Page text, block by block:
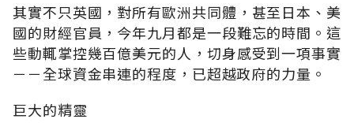
其實不只英國，對所有歐洲共同體，甚至日本、美
國的財經官員，今年九月都是一段難忘的時間。這
些動輒掌控幾百億美元的人，切身感受到一項事實
－－全球資金串連的程度，已超越政府的力量。
巨大的精靈